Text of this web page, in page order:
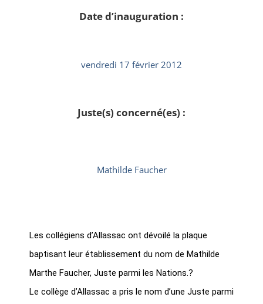
Date d’inauguration :
vendredi 17 février 2012
Juste(s) concerné(es) :
Mathilde Faucher
Les collégiens d’Allassac ont dévoilé la plaque
baptisant leur établissement du nom de Mathilde
Marthe Faucher, Juste parmi les Nations.?
Le collège d’Allassac a pris le nom d’une Juste parmi